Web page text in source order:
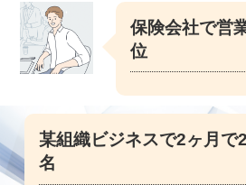
保険会社で営
位
某組織ビジネスで2ヶ月で
名